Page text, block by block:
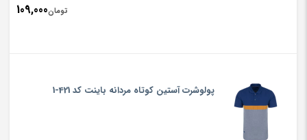
تومان109,000
پولوشرت آستین کوتاه مردانه باینت کد 421-1